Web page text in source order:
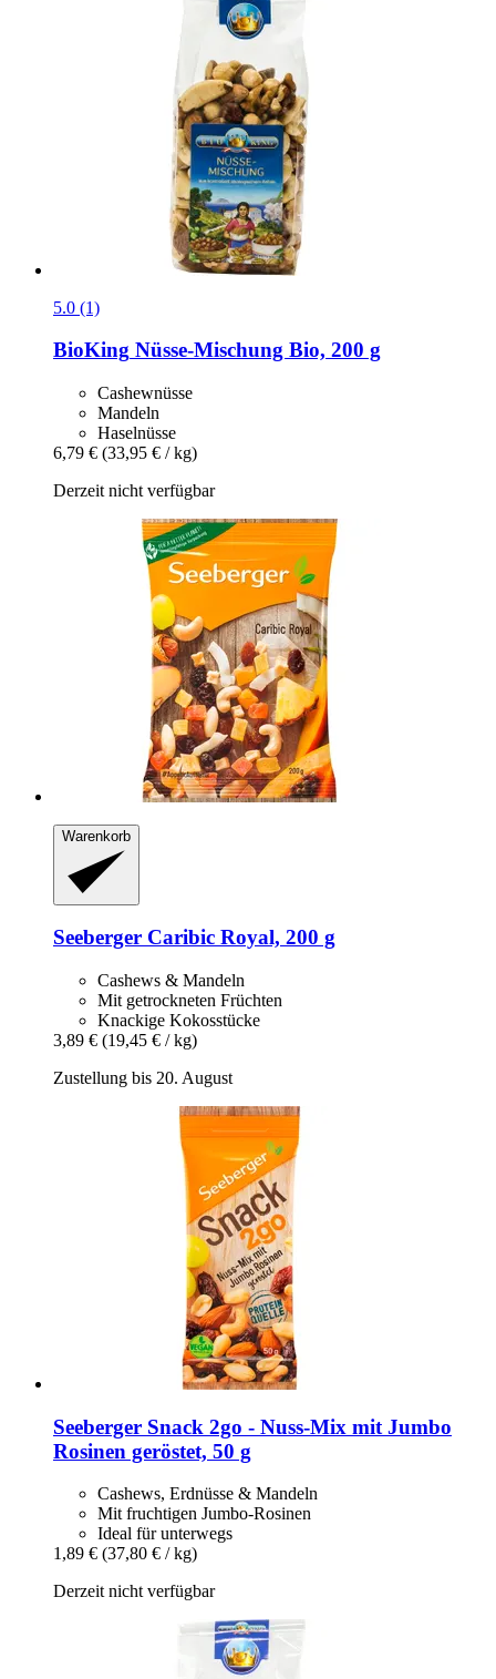
5.0 (1)
BioKing Nüsse-​Mischung Bio, 200 g
Cashewnüsse
Mandeln
Haselnüsse
6,79 € (33,95 € / kg)
Derzeit nicht verfügbar
Warenkorb
Seeberger Caribic Royal, 200 g
Cashews & Mandeln
Mit getrockneten Früchten
Knackige Kokosstücke
3,89 € (19,45 € / kg)
Zustellung bis 20. August
Seeberger Snack 2go -​ Nuss-​Mix mit Jumbo
Rosinen geröstet, 50 g
Cashews, Erdnüsse & Mandeln
Mit fruchtigen Jumbo-Rosinen
Ideal für unterwegs
1,89 € (37,80 € / kg)
Derzeit nicht verfügbar